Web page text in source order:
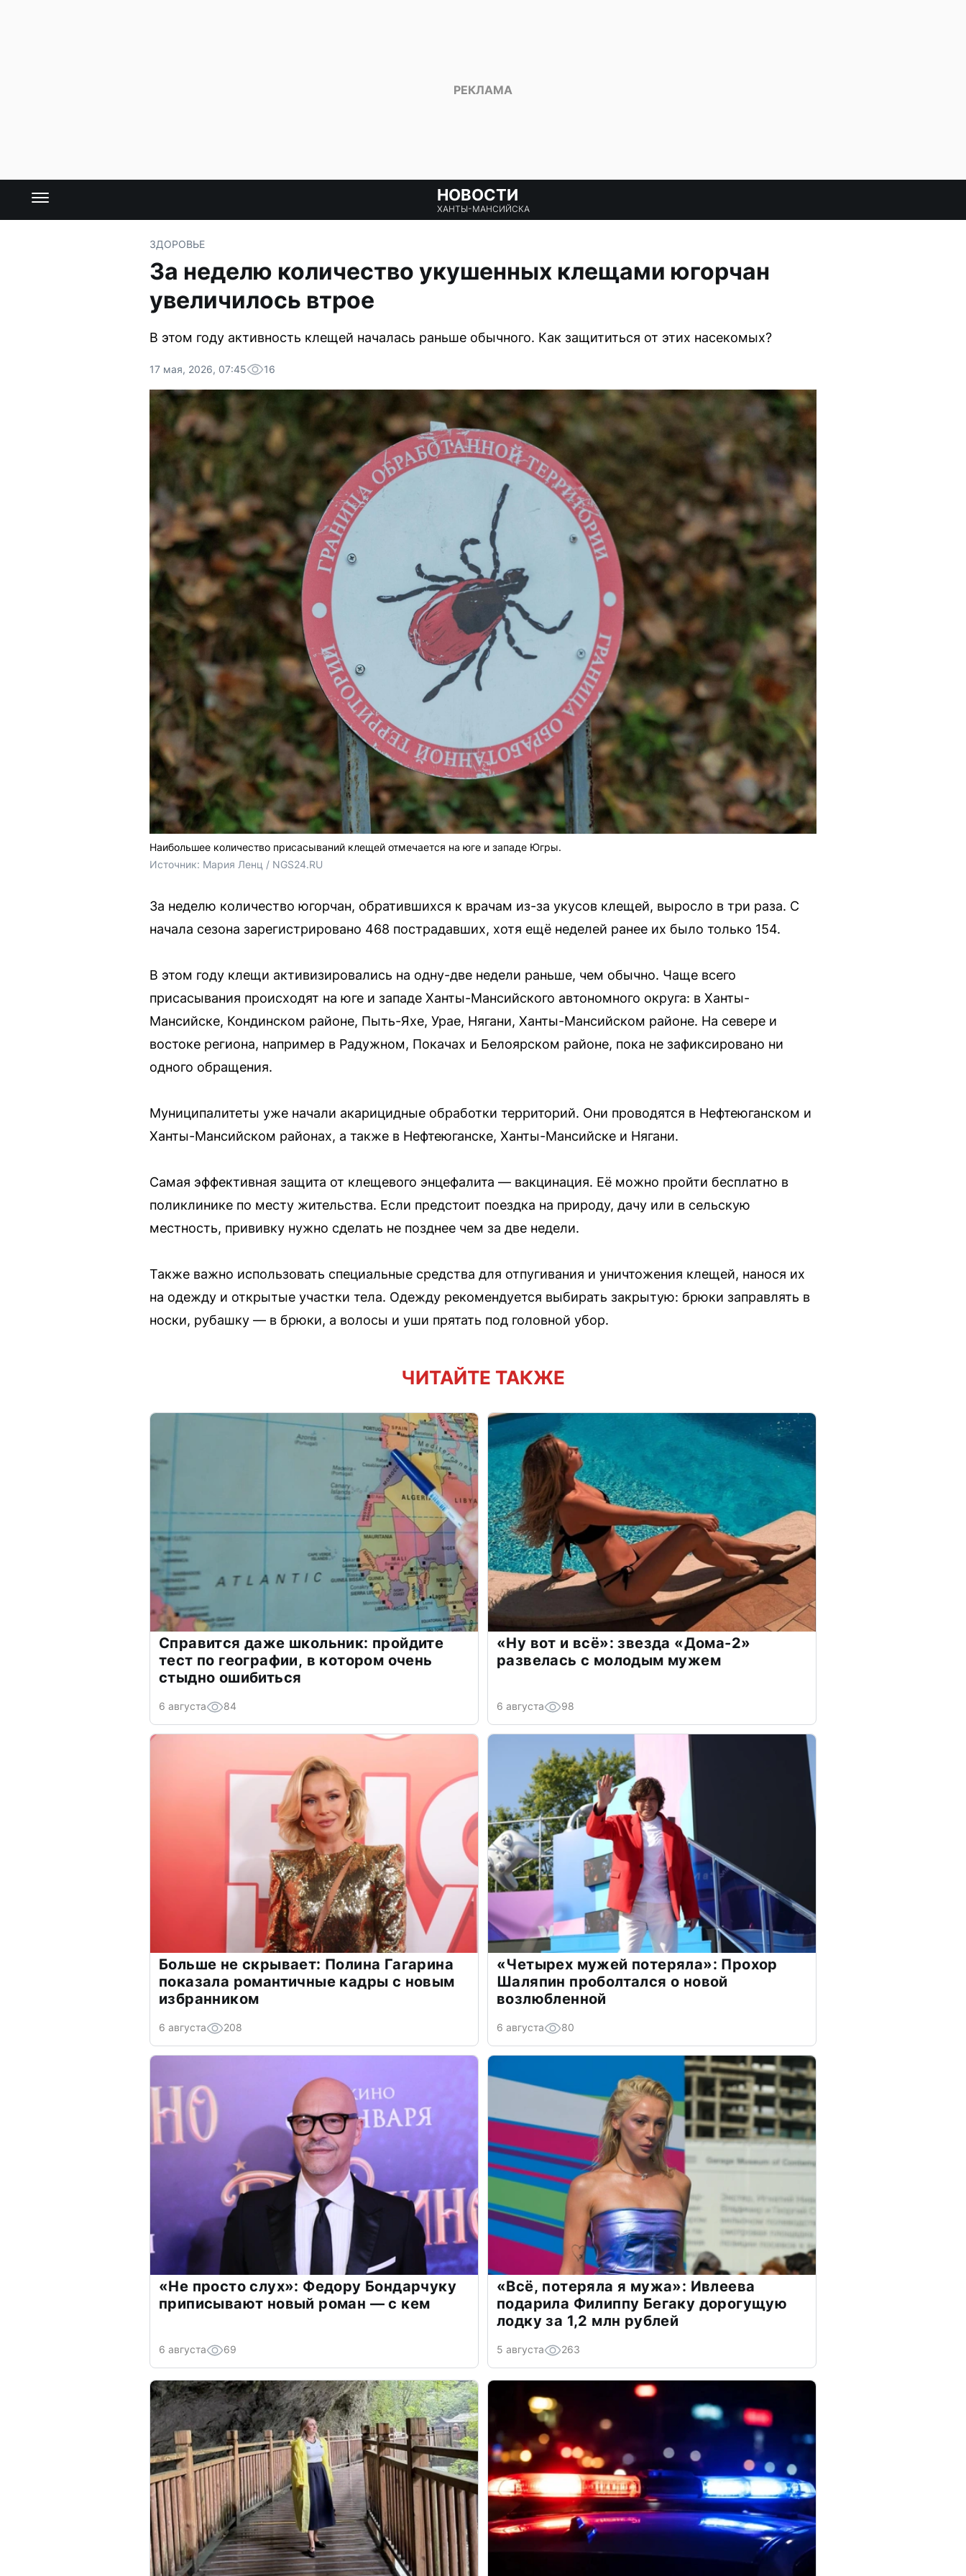
НОВОСТИ
ХАНТЫ-МАНСИЙСКА
ЗДОРОВЬЕ
За неделю количество укушенных клещами югорчан
увеличилось втрое
В этом году активность клещей началась раньше обычного. Как защититься от этих насекомых?
17 мая, 2026, 07:45 16
Наибольшее количество присасываний клещей отмечается на юге и западе Югры.
Источник: Мария Ленц / NGS24.RU
За неделю количество югорчан, обратившихся к врачам из-за укусов клещей, выросло в три раза. С
начала сезона зарегистрировано 468 пострадавших, хотя ещё неделей ранее их было только 154.
В этом году клещи активизировались на одну-две недели раньше, чем обычно. Чаще всего
присасывания происходят на юге и западе Ханты-Мансийского автономного округа: в Ханты-
Мансийске, Кондинском районе, Пыть-Яхе, Урае, Нягани, Ханты-Мансийском районе. На севере и
востоке региона, например в Радужном, Покачах и Белоярском районе, пока не зафиксировано ни
одного обращения.
Муниципалитеты уже начали акарицидные обработки территорий. Они проводятся в Нефтеюганском и
Ханты-Мансийском районах, а также в Нефтеюганске, Ханты-Мансийске и Нягани.
Самая эффективная защита от клещевого энцефалита — вакцинация. Её можно пройти бесплатно в
поликлинике по месту жительства. Если предстоит поездка на природу, дачу или в сельскую
местность, прививку нужно сделать не позднее чем за две недели.
Также важно использовать специальные средства для отпугивания и уничтожения клещей, нанося их
на одежду и открытые участки тела. Одежду рекомендуется выбирать закрытую: брюки заправлять в
носки, рубашку — в брюки, а волосы и уши прятать под головной убор.
ЧИТАЙТЕ ТАКЖЕ
Справится даже школьник: пройдите
тест по географии, в котором очень
стыдно ошибиться
6 августа 84
«Ну вот и всё»: звезда «Дома-2»
развелась с молодым мужем
6 августа 98
Больше не скрывает: Полина Гагарина
показала романтичные кадры с новым
избранником
6 августа 208
«Четырех мужей потеряла»: Прохор
Шаляпин проболтался о новой
возлюбленной
6 августа 80
«Не просто слух»: Федору Бондарчуку
приписывают новый роман — с кем
6 августа 69
«Всё, потеряла я мужа»: Ивлеева
подарила Филиппу Бегаку дорогущую
лодку за 1,2 млн рублей
5 августа 263